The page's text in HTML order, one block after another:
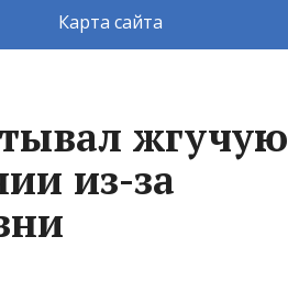
Карта сайта
жгучую
из-за